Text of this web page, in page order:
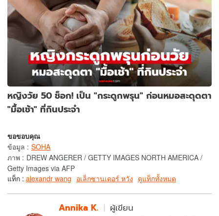
หญิงวัย 50 ช็อก! เป็น "กระดูกพรุน" ก่อนหมอสะดุดตา
"มื้อเช้า" ที่กินประจำ
ขอขอบคุณ
ข้อมูล : SOHA
ภาพ : DREW ANGERER / GETTY IMAGES NORTH AMERICA /
Getty Images via AFP
แท็ก : alexandr wang อเล็กซานเดอร์ หวัง ดูแท็กทั้งหมด
Annika K. ผู้เขียน